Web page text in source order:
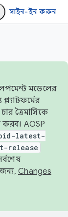
সাইন-ইন করুন
মডেলের
ত্রৈমাসিকে
AOSP
latest-
release
Changes